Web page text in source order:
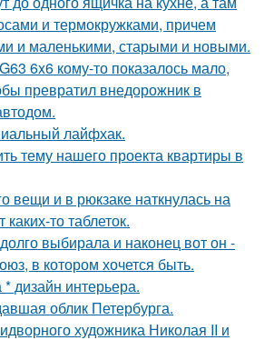
и термокружками, причем
и маленькими, старыми и новыми.
6x6 кому-то показалось мало,
превратил внедорожник в
лайфхак.
тему нашего проекта квартиры в
вещи и в рюкзаке наткнулась на
каких-то таблеток.
выбирала и наконец вот он -
в котором хочется быть.
дизайн интерьера.
облик Петербурга.
художника Николая II и